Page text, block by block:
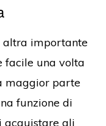
altra importante
facile una volta
maggior parte
funzione di
acquistare gli